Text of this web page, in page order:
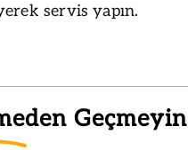
servis yapın.
Geçmeyin